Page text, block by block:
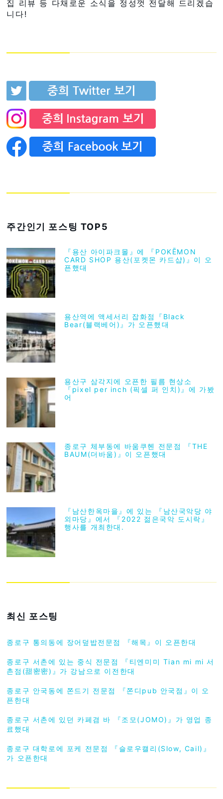
집 리뷰 등 다채로운 소식을 정성껏 전달해 드리겠습
니다!
주간인기 포스팅 TOP5
『용산 아이파크몰』에 『POKĒMON
CARD SHOP 용산(포켓몬 카드샵)』이 오
픈했대
용산역에 액세서리 잡화점『Black
Bear(블랙베어)』가 오픈했대
용산구 삼각지에 오픈한 필름 현상소
『pixel per inch (픽셀 퍼 인치)』에 가봤
어
종로구 체부동에 바움쿠헨 전문점 『THE
BAUM(더바움)』이 오픈했대
『남산한옥마을』에 있는 『남산국악당 야
외마당』에서 『2022 젊은국악 도시락』
행사를 개최한대.
최신 포스팅
종로구 통의동에 장어덮밥전문점 『해목』이 오픈한대
종로구 서촌에 있는 중식 전문점 『티엔미미 Tian mi mi 서
촌점(甜密密)』가 강남으로 이전한대
종로구 안국동에 쫀드기 전문점 『쫀디pub 안국점』이 오
픈한대
종로구 서촌에 있던 카페겸 바 『조모(JOMO)』가 영업 종
료했대
종로구 대학로에 포케 전문점 『슬로우캘리(Slow, Cail)』
가 오픈한대